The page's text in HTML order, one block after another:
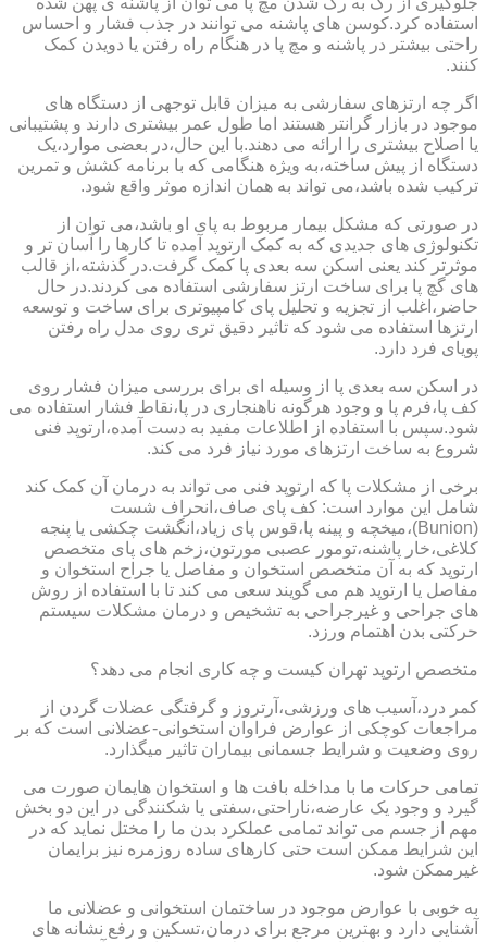
استفاده کرد.کوسن های پاشنه می توانند در جذب فشار و احساس
راحتی بیشتر در پاشنه و مچ پا در هنگام راه رفتن یا دویدن کمک
کنند.
اگر چه ارتزهای سفارشی به میزان قابل توجهی از دستگاه های
موجود در بازار گرانتر هستند اما طول عمر بیشتری دارند و پشتیبانی
یا اصلاح بیشتری را ارائه می دهند.با این حال،در بعضی موارد،یک
دستگاه از پیش ساخته،به ویژه هنگامی که با برنامه کشش و تمرین
ترکیب شده باشد،می تواند به همان اندازه موثر واقع شود.
در صورتی که مشکل بیمار مربوط به پای او باشد،می توان از
تکنولوژی های جدیدی که به کمک ارتوپد آمده تا کارها را آسان تر و
موثرتر کند یعنی اسکن سه بعدی پا کمک گرفت.در گذشته،از قالب
های گچ پا برای ساخت ارتز سفارشی استفاده می کردند.در حال
حاضر،اغلب از تجزیه و تحلیل پای کامپیوتری برای ساخت و توسعه
ارتزها استفاده می شود که تاثیر دقیق تری روی مدل راه رفتن
پویای فرد دارد.
در اسکن سه بعدی پا از وسیله ای برای بررسی میزان فشار روی
کف پا،فرم پا و وجود هرگونه ناهنجاری در پا،نقاط فشار استفاده می
شود.سپس با استفاده از اطلاعات مفید به دست آمده،ارتوپد فنی
شروع به ساخت ارتزهای مورد نیاز فرد می کند.
برخی از مشکلات پا که ارتوپد فنی می تواند به درمان آن کمک کند
شامل این موارد است: کف پای صاف،انحراف شست
(Bunion)،میخچه و پینه پا،قوس پای زیاد،انگشت چکشی یا پنجه
کلاغی،خار پاشنه،تومور عصبی مورتون،زخم های پای متخصص
ارتوپد که به آن متخصص استخوان و مفاصل یا جراح استخوان و
مفاصل یا ارتوپد هم می گویند سعی می کند تا با استفاده از روش
های جراحی و غیرجراحی به تشخیص و درمان مشکلات سیستم
حرکتی بدن اهتمام ورزد.
متخصص ارتوپد تهران کیست و چه کاری انجام می دهد؟
کمر درد،آسیب های ورزشی،آرتروز و گرفتگی عضلات گردن از
مراجعات کوچکی از عوارض فراوان استخوانی-عضلانی است که بر
روی وضعیت و شرایط جسمانی بیماران تاثیر میگذارد.
تمامی حرکات ما با مداخله بافت ها و استخوان هایمان صورت می
گیرد و وجود یک عارضه،ناراحتی،سفتی یا شکنندگی در این دو بخش
مهم از جسم می تواند تمامی عملکرد بدن ما را مختل نماید که در
این شرایط ممکن است حتی کارهای ساده روزمره نیز برایمان
غیرممکن شود.
به خوبی با عوارض موجود در ساختمان استخوانی و عضلانی ما
آشنایی دارد و بهترین مرجع برای درمان،تسکین و رفع نشانه های